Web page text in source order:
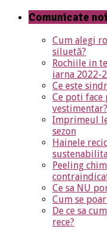
Comunicate noi
Cum alegi
siluetă?
Rochiile in
iarna 2022-
Ce este
Ce poti
vestimentar?
Imprimeul
sezon
Hainele
Peeling
Ce sa NU
Cum se
De ce sa
rece?